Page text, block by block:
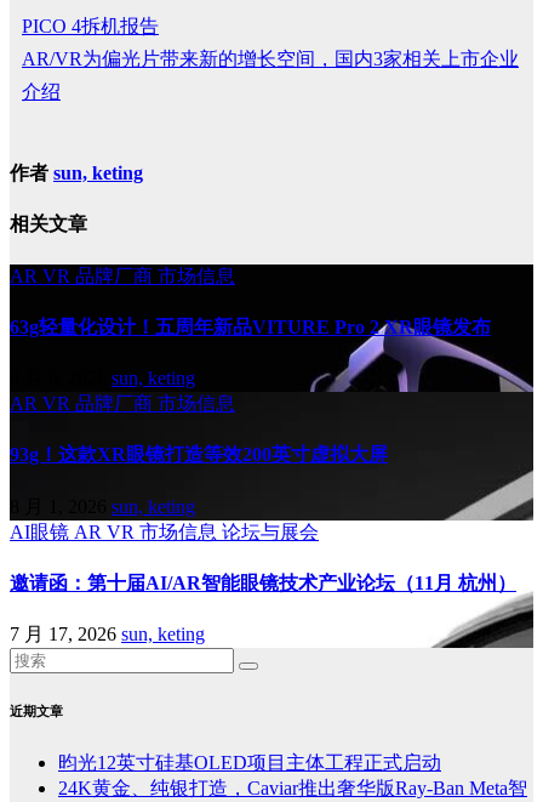
PICO 4拆机报告
AR/VR为偏光片带来新的增长空间，国内3家相关上市企业
介绍
作者 sun, keting
相关文章
AR VR 品牌厂商 市场信息
63g轻量化设计！五周年新品VITURE Pro 2 XR眼镜发布
sun, keting
AR VR 品牌厂商 市场信息
93g！这款XR眼镜打造等效200英寸虚拟大屏
sun, keting
AI眼镜 AR VR 市场信息 论坛与展会
邀请函：第十届AI/AR智能眼镜技术产业论坛（11月 杭州）
7 月 17, 2026 sun, keting
近期文章
昀光12英寸硅基OLED项目主体工程正式启动
24K黄金、纯银打造，Caviar推出奢华版Ray-Ban Meta智